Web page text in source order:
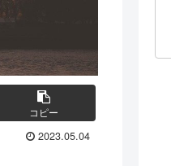
コピー
2023.05.04